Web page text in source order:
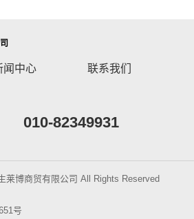
闻中心 联系我们
010-82349931
莱博商贸有限公司 All Rights Reserved
号